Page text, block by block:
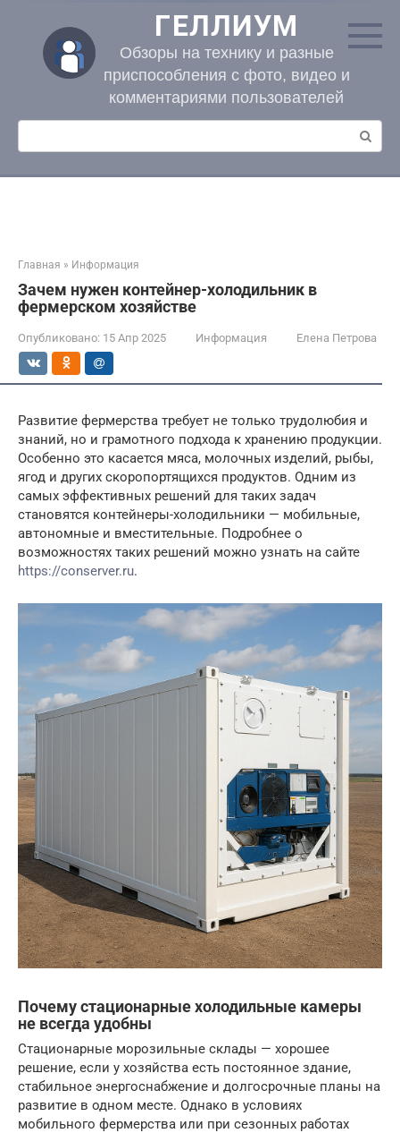
контенту
ГЕЛЛИУМ
Обзоры на технику и разные
приспособления с фото, видео и
комментариями пользователей
Поиск:
Главная » Информация
Зачем нужен контейнер-холодильник в
фермерском хозяйстве
Опубликовано: 15 Апр 2025 Информация Елена Петрова
Развитие фермерства требует не только трудолюбия и
знаний, но и грамотного подхода к хранению продукции.
Особенно это касается мяса, молочных изделий, рыбы,
ягод и других скоропортящихся продуктов. Одним из
самых эффективных решений для таких задач
становятся контейнеры-холодильники — мобильные,
автономные и вместительные. Подробнее о
возможностях таких решений можно узнать на сайте
https://conserver.ru.
Почему стационарные холодильные камеры
не всегда удобны
Стационарные морозильные склады — хорошее
решение, если у хозяйства есть постоянное здание,
стабильное энергоснабжение и долгосрочные планы на
развитие в одном месте. Однако в условиях
мобильного фермерства или при сезонных работах